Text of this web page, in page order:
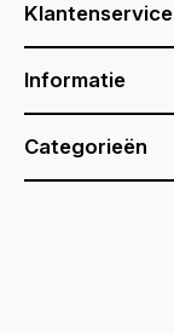
Klantenservice
Informatie
Categorieën